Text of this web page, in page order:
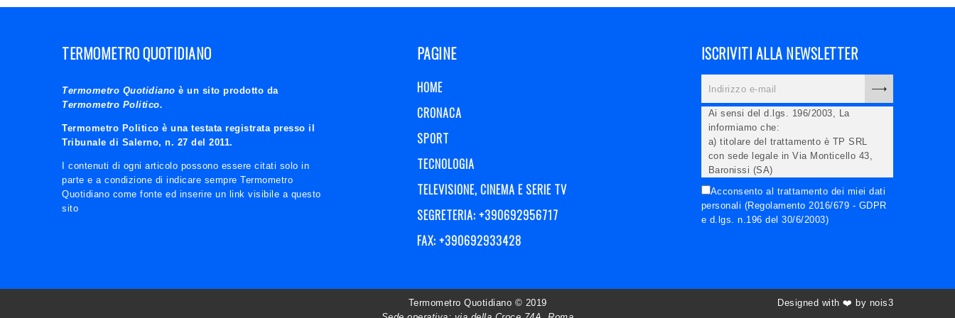
TERMOMETRO QUOTIDIANO
Termometro Quotidiano è un sito prodotto da
Termometro Politico.
Termometro Politico è una testata registrata presso il
Tribunale di Salerno, n. 27 del 2011.
I contenuti di ogni articolo possono essere citati solo in
parte e a condizione di indicare sempre Termometro
Quotidiano come fonte ed inserire un link visibile a questo
sito
PAGINE
HOME
CRONACA
SPORT
TECNOLOGIA
TELEVISIONE, CINEMA E SERIE TV
SEGRETERIA: +390692956717
FAX: +390692933428
ISCRIVITI ALLA NEWSLETTER
Ai sensi del d.lgs. 196/2003, La
informiamo che:
a) titolare del trattamento è TP SRL
con sede legale in Via Monticello 43,
Baronissi (SA)
b) i Suoi dati saranno trattati (anche
incaricati autorizzati, esclusivamente
per dare corso all'invio della newsletter
facoltativa, ma in mancanza non
Acconsento al trattamento dei miei dati
personali (Regolamento 2016/679 - GDPR
e d.lgs. n.196 del 30/6/2003)
Termometro Quotidiano © 2019
Designed with ❤️ by nois3